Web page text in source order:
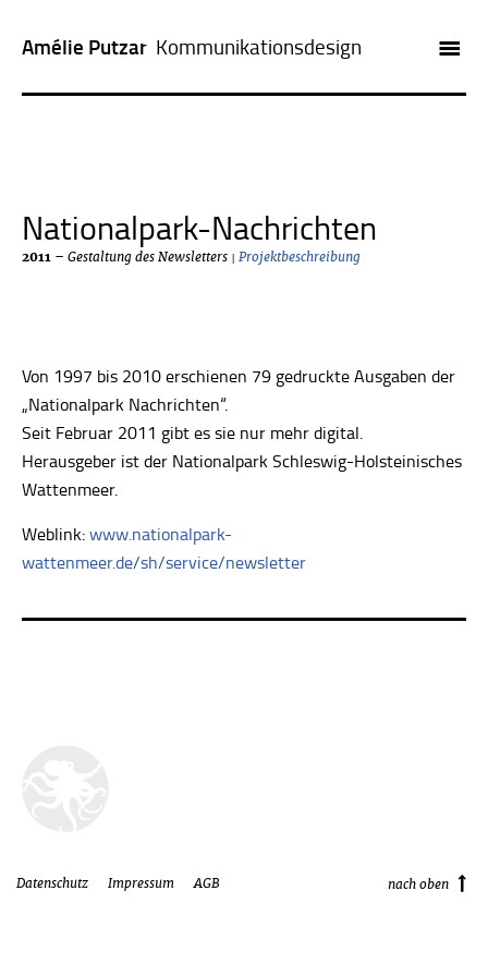
Amélie Putzar Kommunikationsdesign
KUNDEN
PROFIL
Nationalpark-Nachrichten
2011 – Gestaltung des Newsletters | Projektbeschreibung
Von 1997 bis 2010 erschienen 79 gedruckte Ausgaben der
„Nationalpark Nachrichten“.
Seit Februar 2011 gibt es sie nur mehr digital.
Herausgeber ist der Nationalpark Schleswig-Holsteinisches
Wattenmeer.
Weblink:www.nationalpark-
wattenmeer.de/sh/service/newsletter
Datenschutz Impressum AGB nach oben